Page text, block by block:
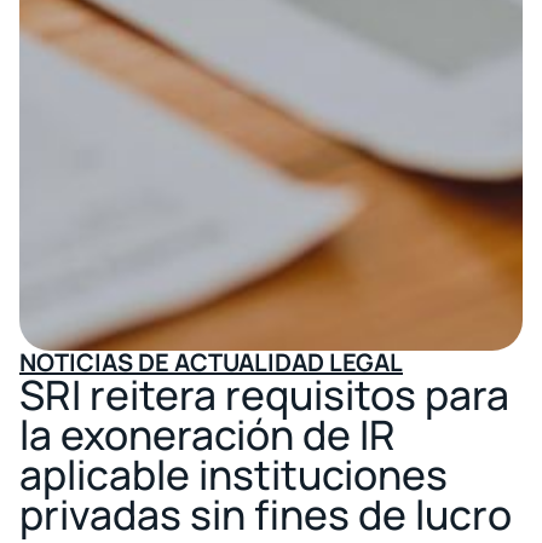
NOTICIAS DE ACTUALIDAD LEGAL
SRI reitera requisitos para
la exoneración de IR
aplicable instituciones
privadas sin fines de lucro